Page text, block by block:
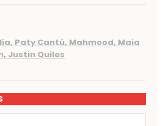
Paty Cantú, Mahmood, Maia
Justin Quiles